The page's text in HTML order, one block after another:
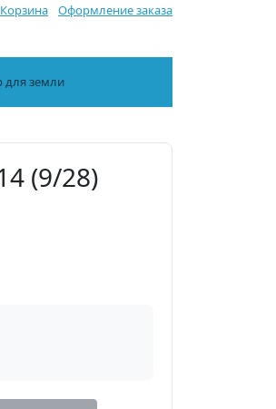
Корзина Оформление заказа
для земли
(9/28)